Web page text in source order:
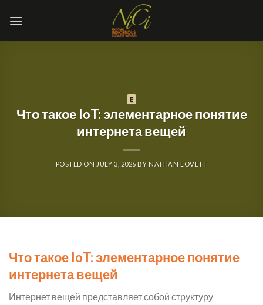
E
Что такое IoT: элементарное понятие
интернета вещей
POSTED ON JULY 3, 2026 BYNATHAN LOVETT
Что такое IoT: элементарное понятие
интернета вещей
Интернет вещей представляет собой структуру